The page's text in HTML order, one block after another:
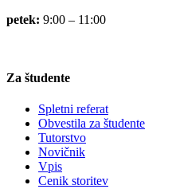
petek: 9:00 – 11:00
Za študente
Spletni referat
Obvestila za študente
Tutorstvo
Novičnik
Vpis
Cenik storitev